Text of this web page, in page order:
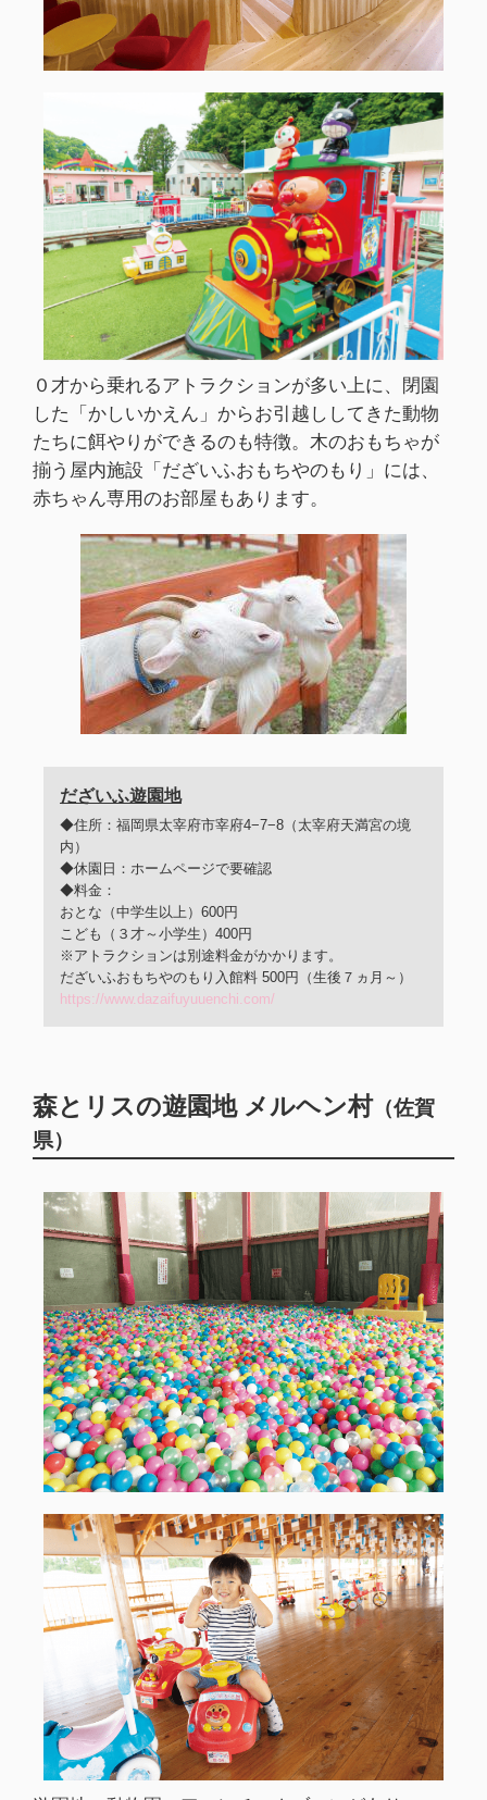
０才から乗れるアトラクションが多い上に、閉園
した「かしいかえん」からお引越ししてきた動物
たちに餌やりができるのも特徴。木のおもちゃが
揃う屋内施設「だざいふおもちやのもり」には、
赤ちゃん専用のお部屋もあります。
だざいふ遊園地
◆住所：福岡県太宰府市宰府4−7−8（太宰府天満宮の境
内）
◆休園日：ホームページで要確認
◆料金：
おとな（中学生以上）600円
こども（３才～小学生）400円
※アトラクションは別途料金がかかります。
だざいふおもちやのもり入館料 500円（生後７ヵ月～）
https://www.dazaifuyuuenchi.com/
森とリスの遊園地 メルヘン村（佐賀
県）